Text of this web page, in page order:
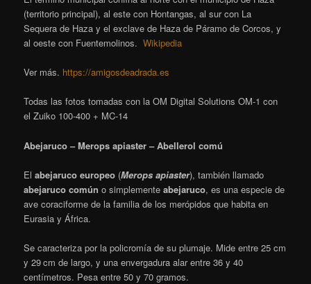
(territorio principal), al este con Hontangas, al sur con La
Sequera de Haza y el exclave de Haza de Páramo de Corcos, y
al oeste con Fuentemolinos.Wikipedia
Ver más. https://amigosdeadrada.es
Todas las fotos tomadas con la OM Digital Solutions OM-1 con
el Zuiko 100-400 + MC-14
Abejaruco – Merops apiaster – Abellerol comú
Elabejaruco europeo (Merops apiaster), también llamado
abejaruco común o simplementeabejaruco, es una especie de
ave coraciforme de la familia de los merópidos que habita en
Eurasia y África.
Se caracteriza por la policromía de su plumaje. Mide entre 25 cm
y 29 cm de largo, y una envergadura alar entre 36 y 40
centímetros.​ Pesa entre 50 y 70 gramos.